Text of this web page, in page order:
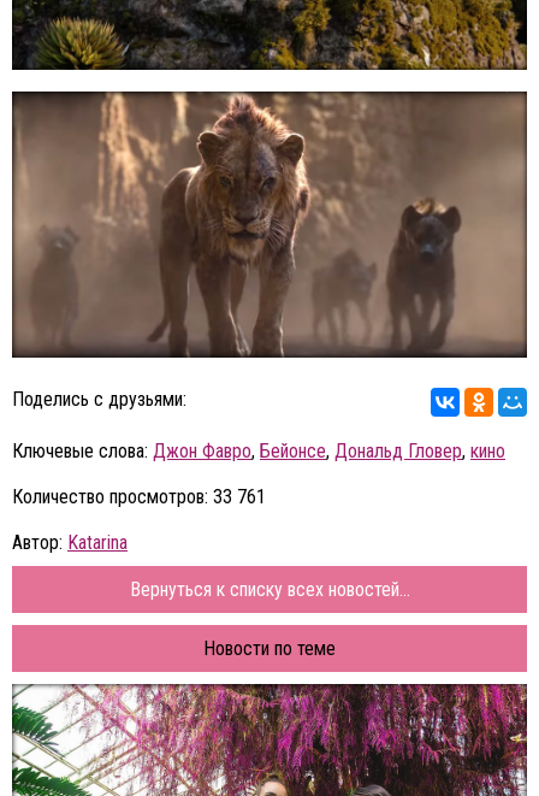
Поделись с друзьями:
Ключевые слова: Джон Фавро, Бейонсе, Дональд Гловер, кино
Количество просмотров: 33 761
Автор: Katarina
Вернуться к списку всех новостей...
Новости по теме